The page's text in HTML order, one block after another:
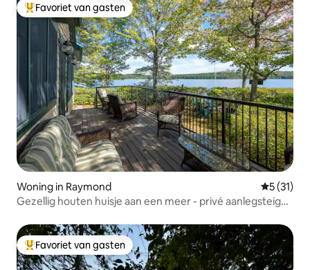
Topfavoriet van gasten
Favoriet van gasten
Woning in Raymond
5 (31)
Gezellig houten huisje aan een meer - privé aanlegsteiger
Topfavoriet van gasten
Favoriet van gasten